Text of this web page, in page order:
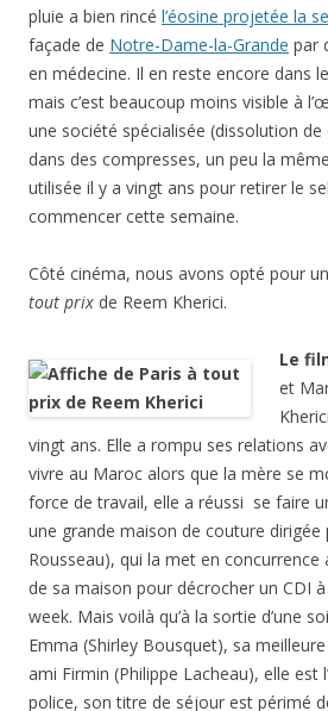
pluie a bien rincé l’éosine projetée la
façade de Notre-Dame-la-Grande par
en médecine. Il en reste encore dans
mais c’est beaucoup moins visible à
une société spécialisée (dissolution
dans des compresses, un peu la
utilisée il y a vingt ans pour retirer le
commencer cette semaine.
Côté cinéma, nous avons opté pour
tout prix de Reem Kherici.
Le
et
vingt ans. Elle a rompu ses relations
vivre au Maroc alors que la mère se
force de travail, elle a réussi se faire
une grande maison de couture dirigée
Rousseau), qui la met en concurrence
de sa maison pour décrocher un CDI à
week. Mais voilà qu’à la sortie d’une
Emma (Shirley Bousquet), sa
ami Firmin (Philippe Lacheau), elle est
police, son titre de séjour est périmé